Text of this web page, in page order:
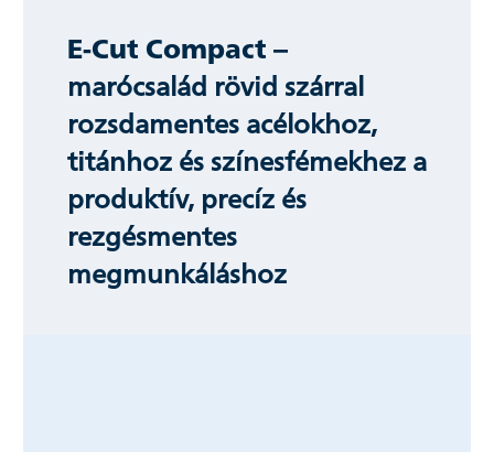
E-Cut Compact –
marócsalád rövid szárral
rozsdamentes acélokhoz,
titánhoz és színesfémekhez a
produktív, precíz és
rezgésmentes
megmunkáláshoz